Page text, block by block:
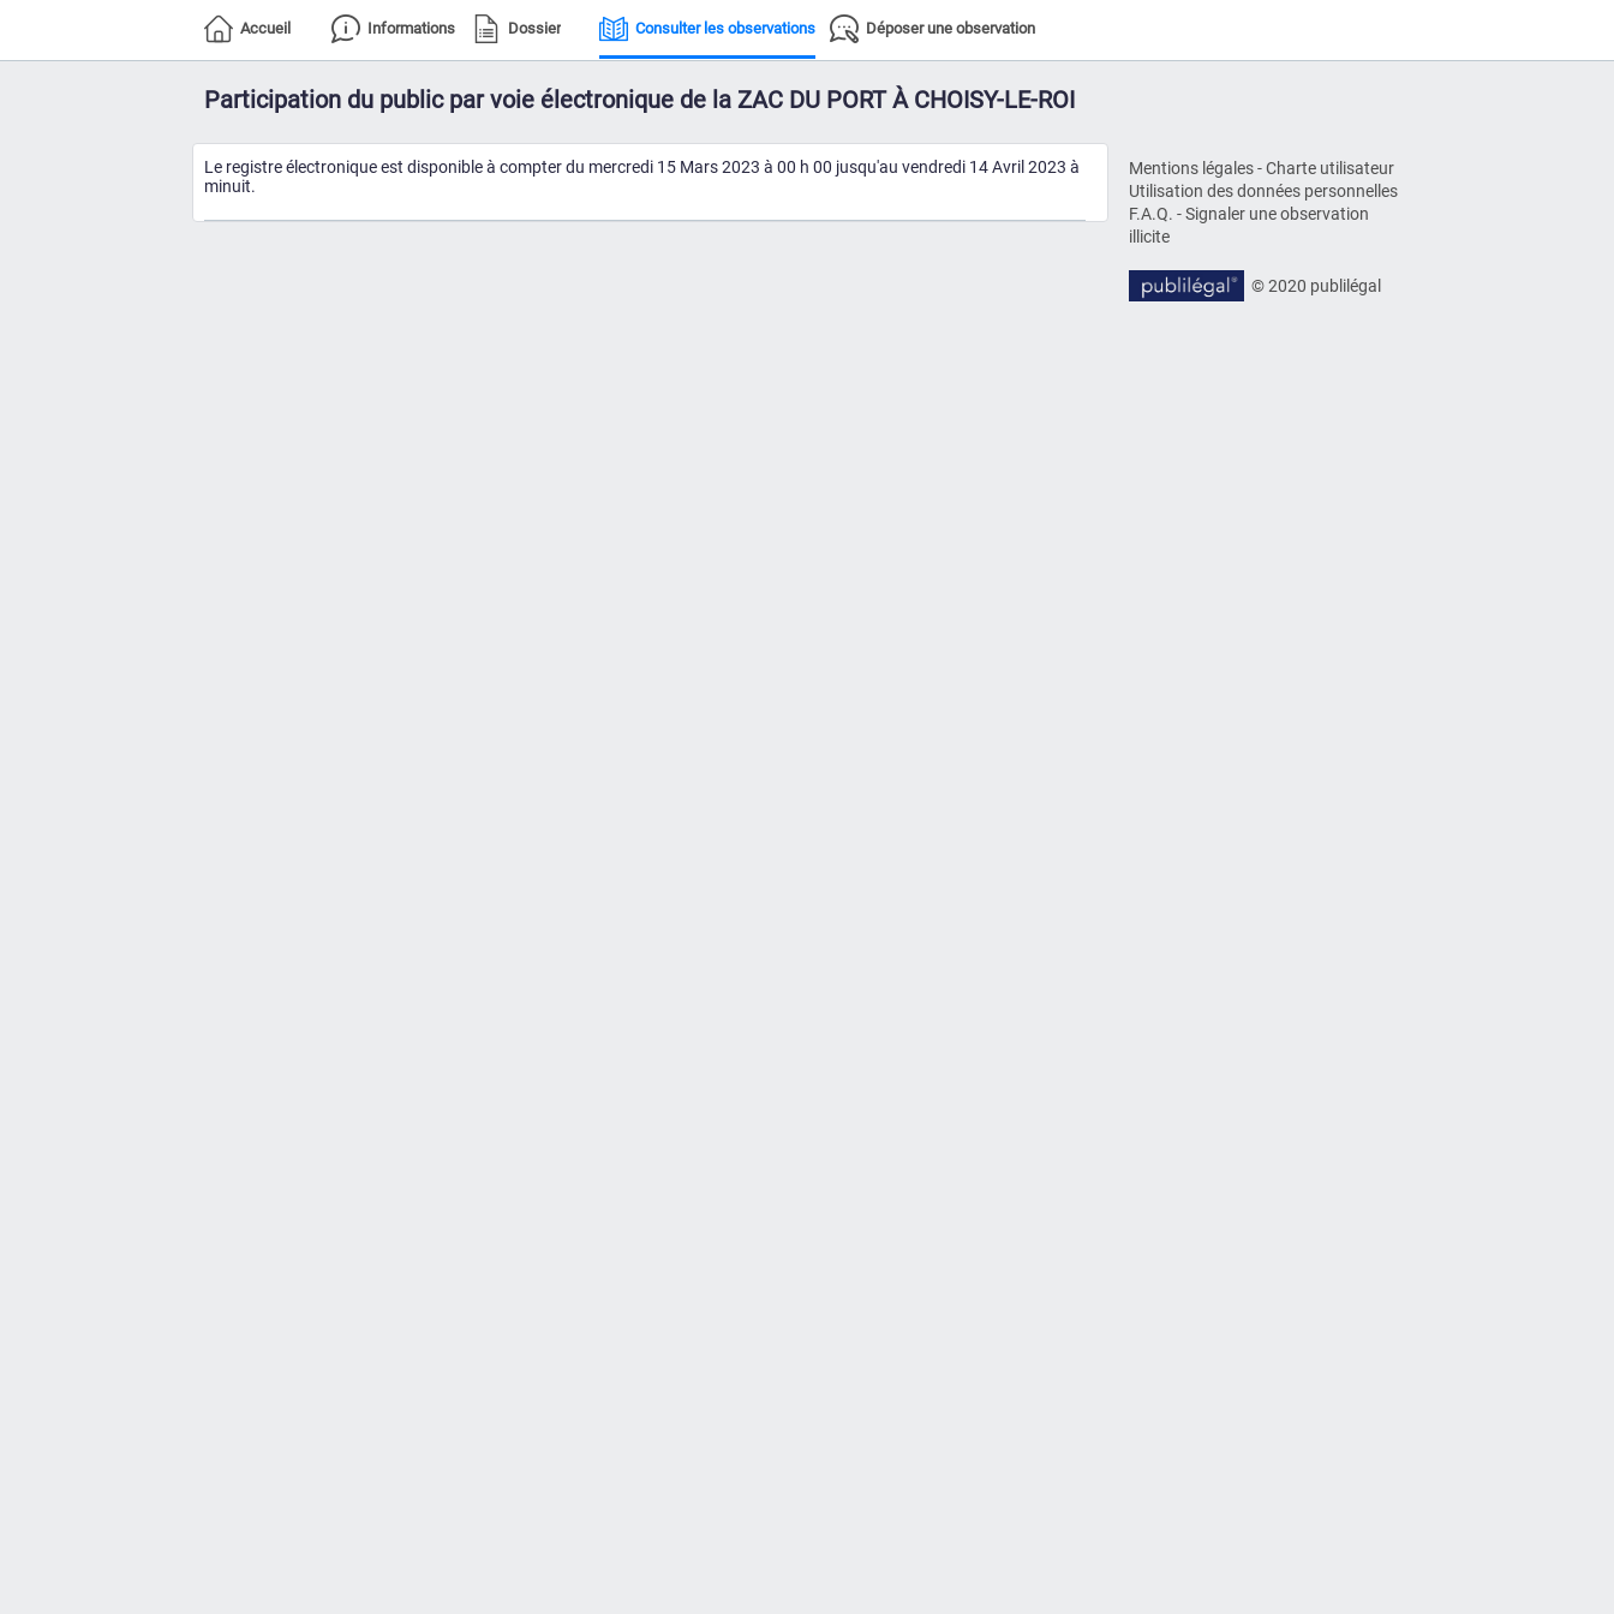
Accueil Informations Dossier Consulter les observations Déposer une observation
Participation du public par voie électronique de la ZAC DU PORT À CHOISY-LE-ROI
Le registre électronique est disponible à compter du mercredi 15 Mars 2023 à 00 h 00 jusqu'au vendredi 14 Avril 2023 à
minuit.
Mentions légales-Charte utilisateur
Utilisation des données personnelles
F.A.Q. -Signaler une observation
illicite
© 2020 publilégal